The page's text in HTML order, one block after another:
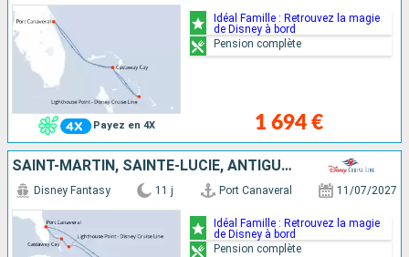
Payez en 4X 1 694 €
Idéal Famille : Retrouvez la magie
de Disney à bord
Pension complète
SAINT-MARTIN, SAINTE-LUCIE, ANTIGUA-ET-BARBUDA, PORTO RICO, BAHAMAS, ÉTATS-UNIS
Disney Fantasy 11 j Port Canaveral 11/07/2027
Idéal Famille : Retrouvez la magie
de Disney à bord
Pension complète